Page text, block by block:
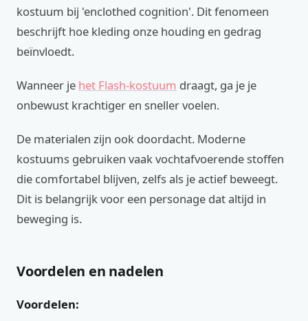
kostuum bij 'enclothed cognition'. Dit fenomeen
beschrijft hoe kleding onze houding en gedrag
beïnvloedt.
Wanneer je het Flash-kostuum draagt, ga je je
onbewust krachtiger en sneller voelen.
De materialen zijn ook doordacht. Moderne
kostuums gebruiken vaak vochtafvoerende stoffen
die comfortabel blijven, zelfs als je actief beweegt.
Dit is belangrijk voor een personage dat altijd in
beweging is.
Voordelen en nadelen
Voordelen: